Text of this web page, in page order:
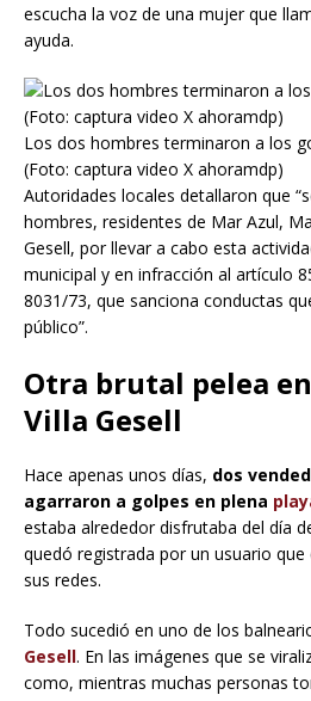
escucha la voz de una mujer que
ayuda.
Los dos hombres terminaron a los
(Foto: captura video X ahoramdp)
Autoridades locales detallaron que
hombres, residentes de Mar Azul,
Gesell, por llevar a cabo esta
municipal y en infracción al artículo
8031/73, que sanciona conductas
público”.
Otra brutal pelea
Villa Gesell
Hace apenas unos días, dos
agarraron a golpes en plena
estaba alrededor disfrutaba del día
quedó registrada por un usuario
sus redes.
Todo sucedió en uno de los
Gesell. En las imágenes que se
como, mientras muchas personas